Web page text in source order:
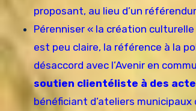
proposant, au lieu d’un
Pérenniser « la création
est peu claire, la référence à la
désaccord avec l’Avenir en
soutien clientéliste à des
bénéficiant d’ateliers municipaux